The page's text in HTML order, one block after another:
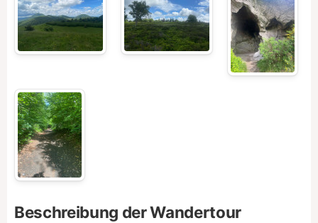
Beschreibung der Wandertour